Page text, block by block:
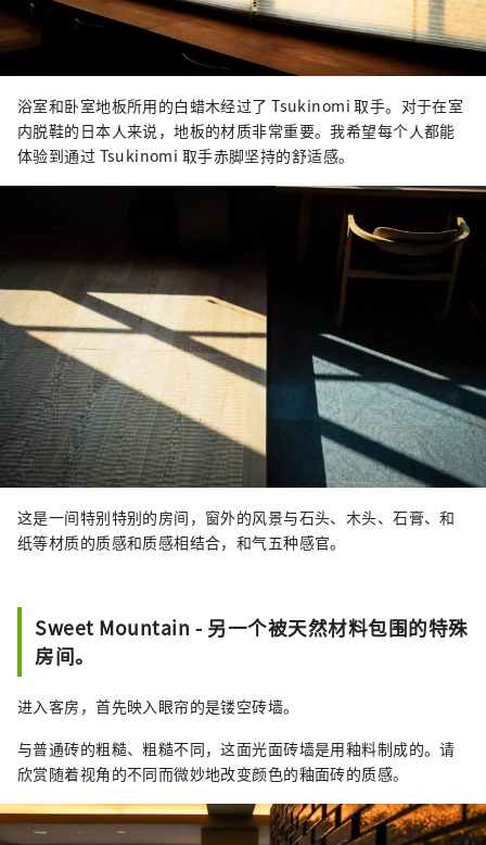
浴室和卧室地板所用的白蜡木经过了 Tsukinomi 取手。对于在室
内脱鞋的日本人来说，地板的材质非常重要。我希望每个人都能
体验到通过 Tsukinomi 取手赤脚坚持的舒适感。
这是一间特别特别的房间，窗外的风景与石头、木头、石膏、和
纸等材质的质感和质感相结合，和气五种感官。
Sweet Mountain - 另一个被天然材料包围的特殊
房间。
进入客房，首先映入眼帘的是镂空砖墙。
与普通砖的粗糙、粗糙不同，这面光面砖墙是用釉料制成的。请
欣赏随着视角的不同而微妙地改变颜色的釉面砖的质感。